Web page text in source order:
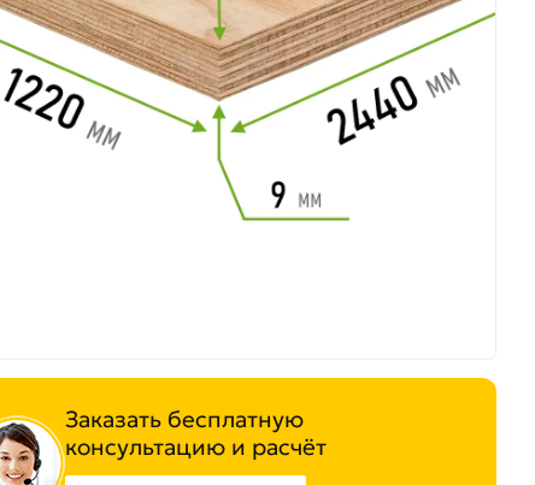
Заказать бесплатную
консультацию и расчёт